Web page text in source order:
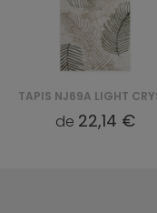
de 22,14 €